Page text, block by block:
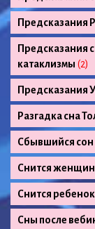
Предсказания
Предсказания
катаклизмы (2)
Предсказания
Разгадка сна
Сбывшийся сон
Снится
Снится ребенок
Сны после